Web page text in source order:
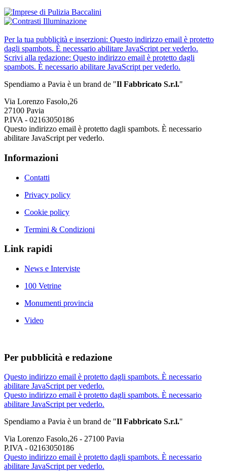
Per la tua pubblicità e inserzioni: Questo indirizzo email è protetto
dagli spambots. È necessario abilitare JavaScript per vederlo.
Scrivi alla redazione: Questo indirizzo email è protetto dagli
spambots. È necessario abilitare JavaScript per vederlo.
Spendiamo a Pavia è un brand de "Il Fabbricato S.r.l."
Via Lorenzo Fasolo,26
27100 Pavia
P.IVA - 02163050186
Questo indirizzo email è protetto dagli spambots. È necessario
abilitare JavaScript per vederlo.
Informazioni
Contatti
Privacy policy
Cookie policy
Termini & Condizioni
Link rapidi
News e Interviste
100 Vetrine
Monumenti provincia
Video
Per pubblicità e redazione
Questo indirizzo email è protetto dagli spambots. È necessario
abilitare JavaScript per vederlo.
Questo indirizzo email è protetto dagli spambots. È necessario
abilitare JavaScript per vederlo.
Spendiamo a Pavia è un brand de "Il Fabbricato S.r.l."
Via Lorenzo Fasolo,26 - 27100 Pavia
P.IVA - 02163050186
Questo indirizzo email è protetto dagli spambots. È necessario
abilitare JavaScript per vederlo.